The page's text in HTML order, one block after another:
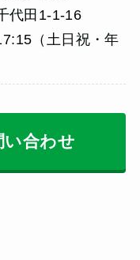
代田1-1-16
（土日祝・年
い合わせ